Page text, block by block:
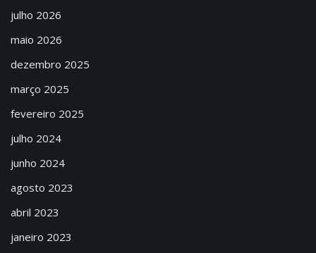
julho 2026
maio 2026
dezembro 2025
março 2025
fevereiro 2025
julho 2024
junho 2024
agosto 2023
abril 2023
janeiro 2023